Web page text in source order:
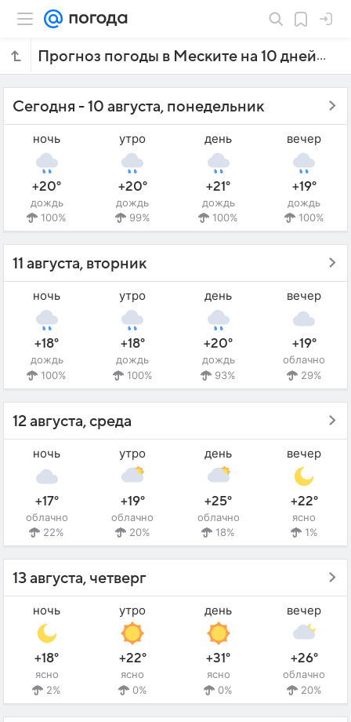
Прогноз погоды в Меските на 10 дней
Сегодня - 10 августа, понедельник
ночь
+20°
дождь
100%
утро
+20°
дождь
99%
день
+21°
дождь
100%
вечер
+19°
дождь
100%
11 августа, вторник
ночь
+18°
дождь
100%
утро
+18°
дождь
100%
день
+20°
дождь
93%
вечер
+19°
облачно
29%
12 августа, среда
ночь
+17°
облачно
22%
утро
+19°
облачно
20%
день
+25°
облачно
18%
вечер
+22°
ясно
1%
13 августа, четверг
ночь
+18°
ясно
2%
утро
+22°
ясно
0%
день
+31°
ясно
0%
вечер
+26°
облачно
20%